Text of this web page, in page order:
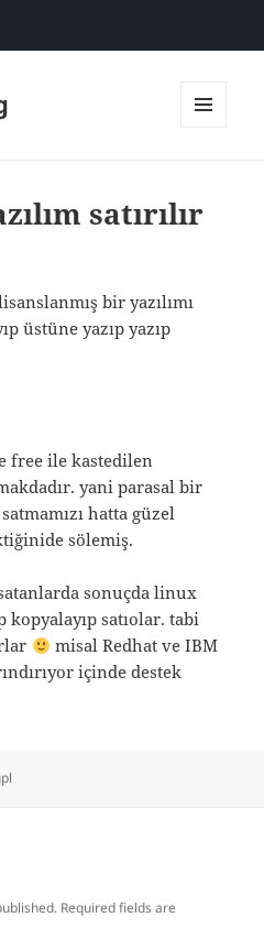
satırılır
bir yazılımı
üstüne yazıp yazıp
free ile kastedilen
yani parasal bir
hatta güzel
sölemiş.
sonuçda linux
satıolar. tabi
misal Redhat ve IBM
içinde destek
Required fields are